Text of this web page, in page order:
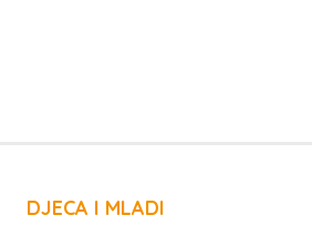
DJECA I MLADI